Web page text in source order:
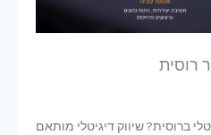
שיווק דיגיטלי מותאם